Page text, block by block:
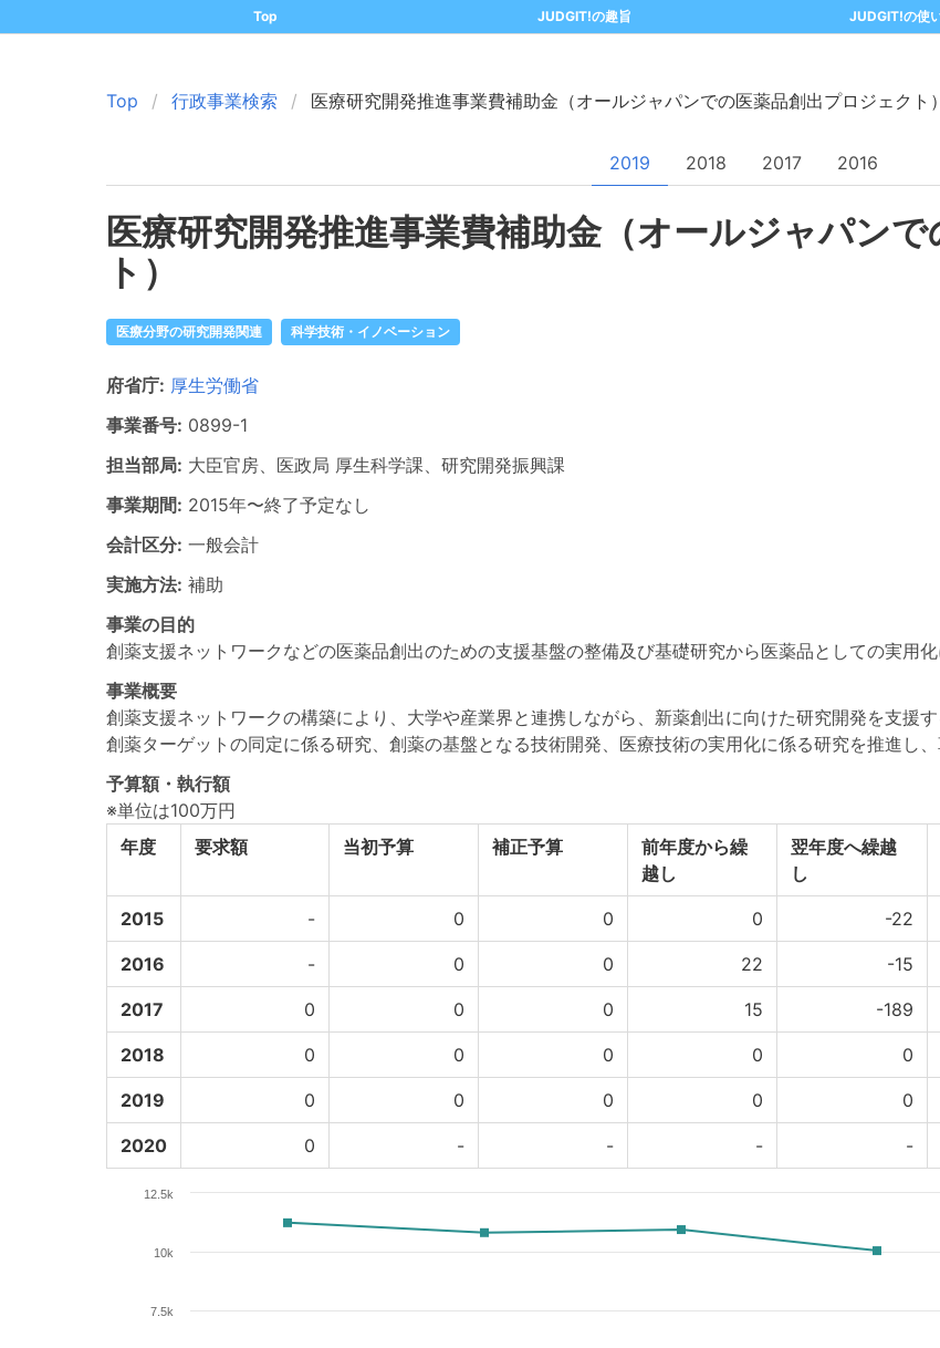
Top JUDGIT!の趣旨 JUDGIT!の使
Top 行政事業検索 医療研究開発推進事業費補助金（オールジャパンでの医薬品創出プロジェクト）
2019 2018 2017 2016
医療研究開発推進事業費補助金（オールジャパン
ト）
医療分野の研究開発関連 科学技術・イノベーション
府省庁: 厚生労働省
事業番号: 0899-1
担当部局: 大臣官房、医政局 厚生科学課、研究開発振興課
事業期間: 2015年〜終了予定なし
会計区分: 一般会計
実施方法: 補助
事業の目的
創薬支援ネットワークなどの医薬品創出のための支援基盤の整備及び基礎研究から医薬品としての実用
事業概要
創薬支援ネットワークの構築により、大学や産業界と連携しながら、新薬創出に向けた研究開発を支援
創薬ターゲットの同定に係る研究、創薬の基盤となる技術開発、医療技術の実用化に係る研究を推進し
予算額・執行額
※単位は100万円
年度
要求額 当初予算 補正予算
前年度から繰
越し
翌年度へ繰越
し
2015 - 0 0 0 -22
2016 - 0 0 22 -15
2017 0 0 0 15 -189
2018 0 0 0 0 0
2019 0 0 0 0 0
2020 0 - - - -
7.5k
10k
12.5k